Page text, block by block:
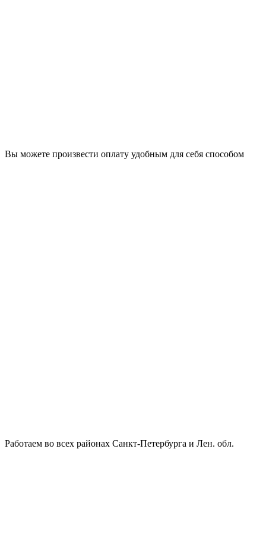
Вы можете произвести оплату удобным для себя способом
Работаем во всех районах Санкт-Петербурга и Лен. обл.